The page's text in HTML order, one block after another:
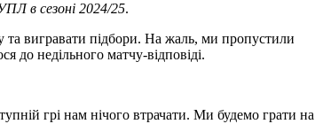
в сезоні 2024/25.
та вигравати підбори. На жаль, ми пропустили
до недільного матчу-відповіді.
грі нам нічого втрачати. Ми будемо грати на